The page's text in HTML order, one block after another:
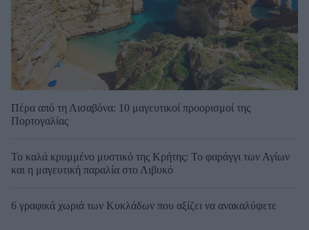
Πέρα από τη Λισαβόνα: 10 μαγευτικοί προορισμοί της
Πορτογαλίας
Το καλά κρυμμένο μυστικό της Κρήτης: Το φαράγγι των Αγίων
και η μαγευτική παραλία στο Λιβυκό
6 γραφικά χωριά των Κυκλάδων που αξίζει να ανακαλύψετε